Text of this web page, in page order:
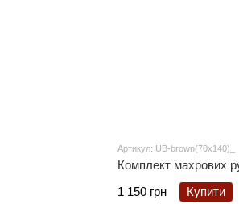
Артикул: UB-brown(70x140)_
Комплект махрових
1 150 грн
Купити